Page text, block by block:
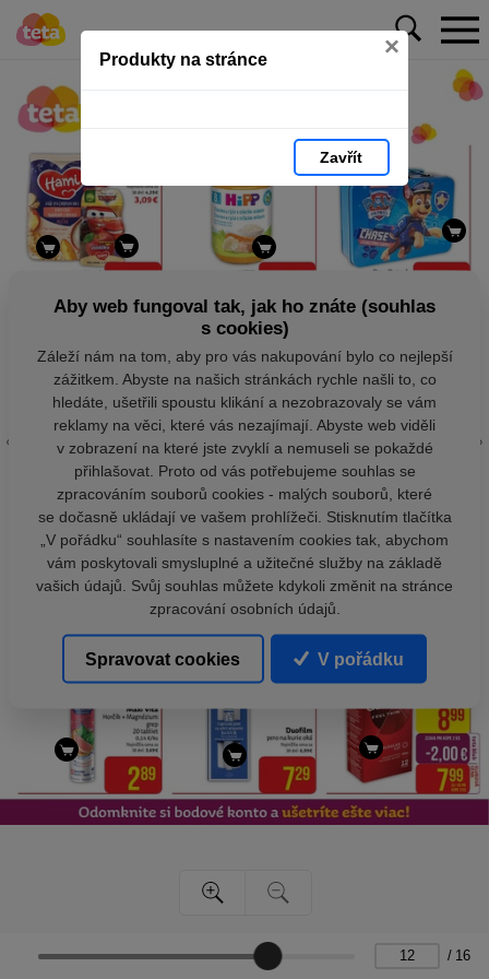
Produkty na stránce ×
Zavřít
/ 16
Aby web fungoval tak, jak ho znáte (souhlas
s cookies)
Záleží nám na tom, aby pro vás nakupování bylo co nejlepší
zážitkem. Abyste na našich stránkách rychle našli to, co
hledáte, ušetřili spoustu klikání a nezobrazovaly se vám
reklamy na věci, které vás nezajímají. Abyste web viděli
v zobrazení na které jste zvyklí a nemuseli se pokaždé
přihlašovat. Proto od vás potřebujeme souhlas se
zpracováním souborů cookies - malých souborů, které
se dočasně ukládají ve vašem prohlížeči. Stisknutím tlačítka
„V pořádku“ souhlasíte s nastavením cookies tak, abychom
vám poskytovali smysluplné a užitečné služby na základě
vašich údajů. Svůj souhlas můžete kdykoli změnit na stránce
zpracování osobních údajů.
Spravovat cookies V pořádku